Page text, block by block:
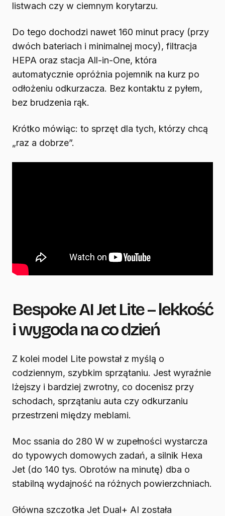
listwach czy w ciemnym korytarzu.
Do tego dochodzi nawet 160 minut pracy (przy
dwóch bateriach i minimalnej mocy), filtracja
HEPA oraz stacja All-in-One, która
automatycznie opróżnia pojemnik na kurz po
odłożeniu odkurzacza. Bez kontaktu z pyłem,
bez brudzenia rąk.
Krótko mówiąc: to sprzęt dla tych, którzy chcą
„raz a dobrze”.
Bespoke AI Jet Lite – lekkość
i wygoda na co dzień
Z kolei model Lite powstał z myślą o
codziennym, szybkim sprzątaniu. Jest wyraźnie
lżejszy i bardziej zwrotny, co docenisz przy
schodach, sprzątaniu auta czy odkurzaniu
przestrzeni między meblami.
Moc ssania do 280 W w zupełności wystarcza
do typowych domowych zadań, a silnik Hexa
Jet (do 140 tys. Obrotów na minutę) dba o
stabilną wydajność na różnych powierzchniach.
Główna szczotka Jet Dual+ AI została